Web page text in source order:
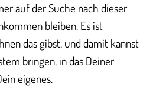
auf der Suche nach dieser
bleiben. Es ist
das gibst, und damit kannst
bringen, in das Deiner
eigenes.